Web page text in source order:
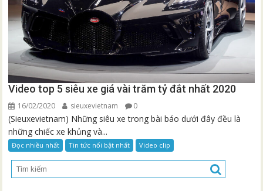
Video top 5 siêu xe giá vài trăm tỷ đắt nhất 2020
16/02/2020 sieuxevietnam 0
(Sieuxevietnam) Những siêu xe trong bài báo dưới đây đều là
những chiếc xe khủng và...
Đọc nhiều nhất Tin tức nổi bật nhất Video clip